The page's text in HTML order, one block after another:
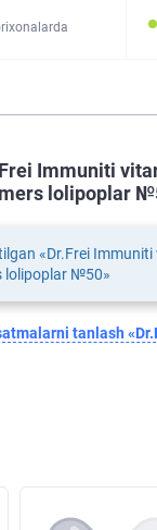
Immuniti
lolipoplar
«Dr.Frei
lolipoplar №50»
tanlash